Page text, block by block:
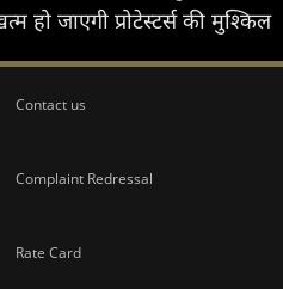
हो जाएगी प्रोटेस्टर्स की मुश्किल
Contact us
Complaint Redressal
Rate Card